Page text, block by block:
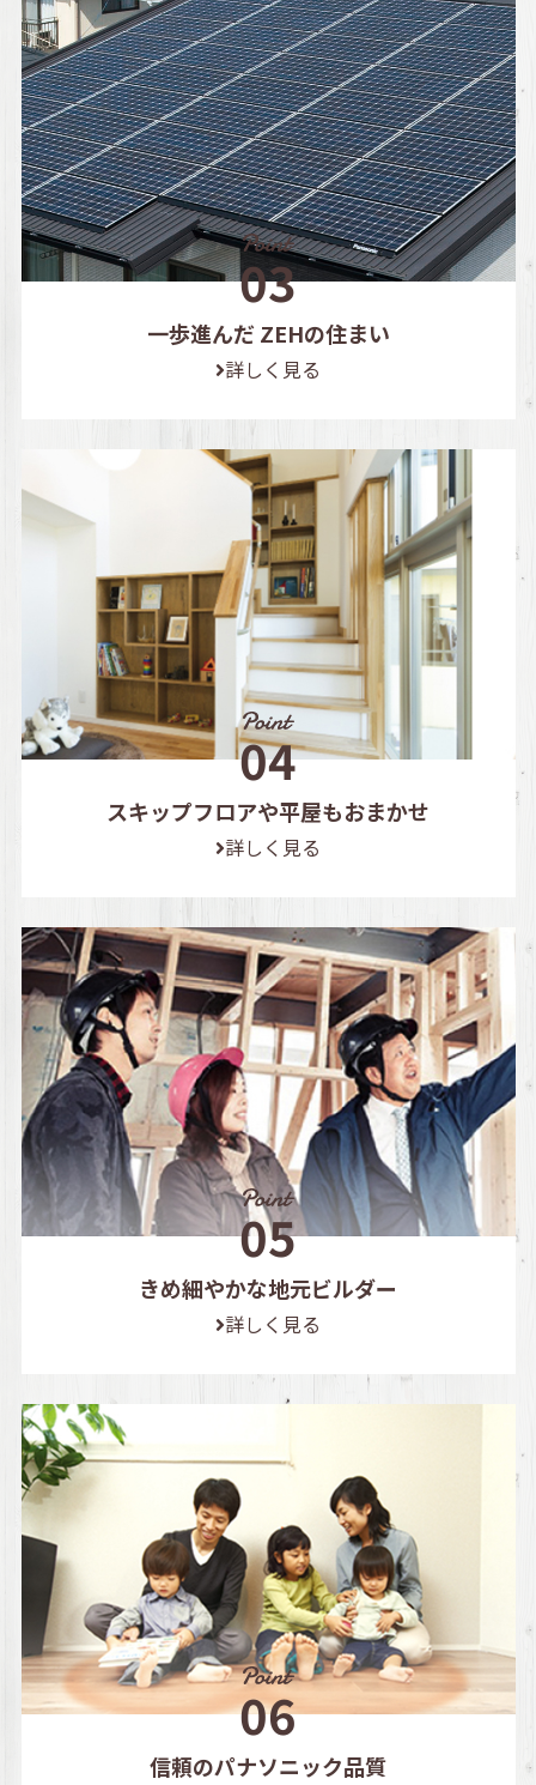
一歩進んだ ZEHの住まい
詳しく見る
スキップフロアや平屋もおまかせ
詳しく見る
きめ細やかな地元ビルダー
詳しく見る
信頼のパナソニック品質